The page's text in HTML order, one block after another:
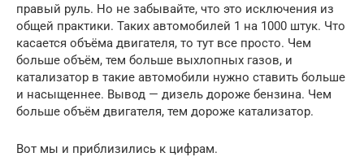
правый руль. Но не забывайте, что это исключения из
общей практики. Таких автомобилей 1 на 1000 штук. Что
касается объёма двигателя, то тут все просто. Чем
больше объём, тем больше выхлопных газов, и
катализатор в такие автомобили нужно ставить больше
и насыщеннее. Вывод — дизель дороже бензина. Чем
больше объём двигателя, тем дороже катализатор.
Вот мы и приблизились к цифрам.